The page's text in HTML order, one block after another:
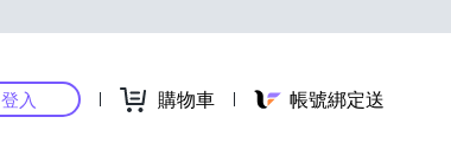
登入 購物車 帳號綁定送